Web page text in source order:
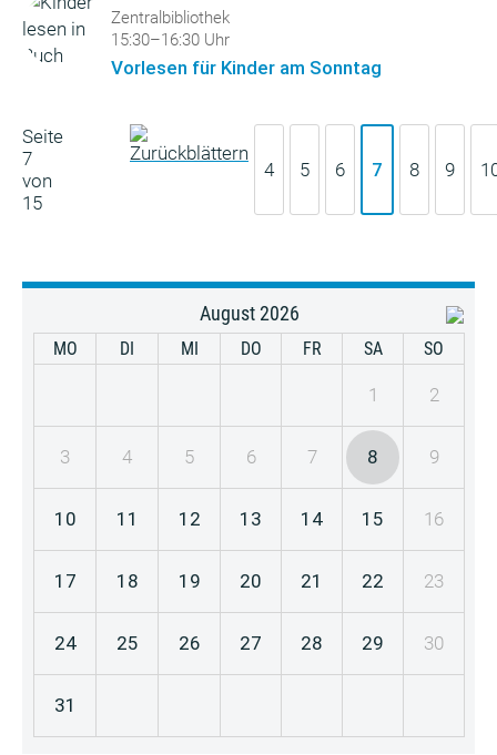
Zentralbibliothek
15:30–16:30 Uhr
Vorlesen für Kinder am Sonntag
Seite
7
von
15
4 5 6 7 8 9
August 2026
MO DI MI DO FR SA SO
1 2
3 4 5 6 7 8 9
10 11 12 13 14 15 16
17 18 19 20 21 22 23
24 25 26 27 28 29 30
31